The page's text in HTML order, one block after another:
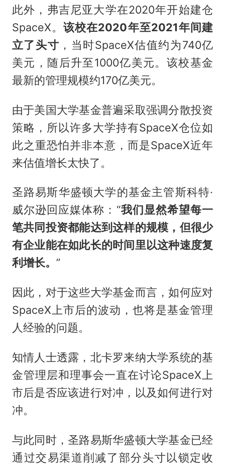
此外，弗吉尼亚大学在2020年开始建仓
SpaceX。该校在2020年至2021年间建
立了头寸 ，当时SpaceX估值约为740亿
美元，随后升至1000亿美元。该校基金
最新的管理规模约170亿美元。
由于美国大学基金普遍采取强调分散投资
策略，所以许多大学持有SpaceX仓位如
此之重恐怕并非本意，而是SpaceX近年
来估值增长太快了。
圣路易斯华盛顿大学的基金主管斯科特·
威尔逊回应媒体称：“我们显然希望每一
笔共同投资都能达到这样的规模，但很少
有企业能在如此长的时间里以这种速度复
利增长。 ”
因此，对于这些大学基金而言，如何应对
SpaceX上市后的波动，也将是基金管理
人经验的问题。
知情人士透露，北卡罗来纳大学系统的基
金管理层和理事会一直在讨论SpaceX上
市后是否应该进行对冲，以及如何进行对
冲。
与此同时，圣路易斯华盛顿大学基金已经
通过交易渠道削减了部分头寸以锁定收